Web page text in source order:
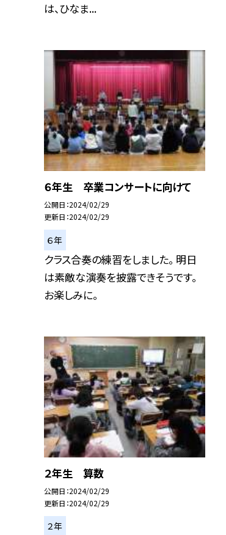
は、ひなま...
６年生 卒業コンサートに向けて
公開日 2024/02/29
更新日 2024/02/29
６年
クラス合奏の練習をしました。 明日
は素敵な演奏を披露できそうです。
お楽しみに。
２年生 算数
公開日 2024/02/29
更新日 2024/02/29
２年